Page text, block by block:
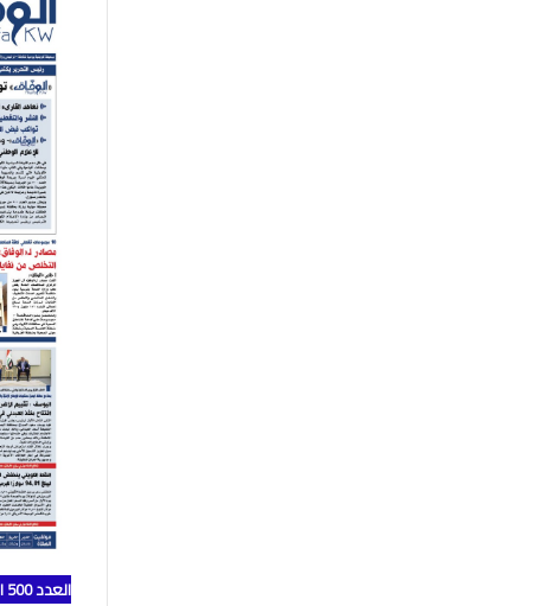
العدد 500 التذكاري - 26 يوليو 2026 - السنة الثالثة